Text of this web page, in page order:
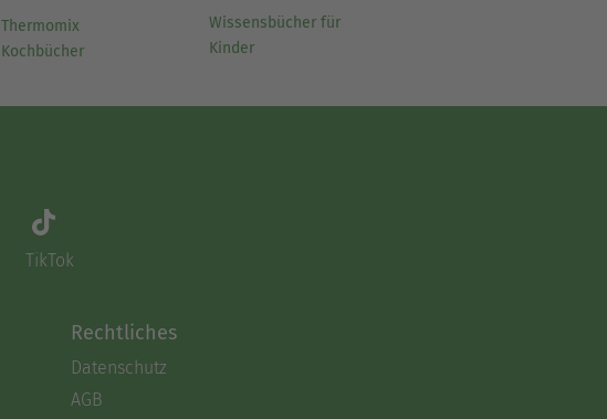
Thermomix
Kochbücher
Wissensbücher für
Kinder
TikTok
Rechtliches
Datenschutz
AGB